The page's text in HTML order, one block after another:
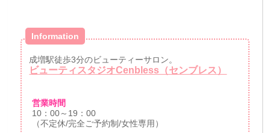
Information
成増駅徒歩3分のビューティーサロン。
ビューティスタジオCenbless（センブレス）
営業時間
10：00～19：00
（不定休/完全ご予約制/女性専用）